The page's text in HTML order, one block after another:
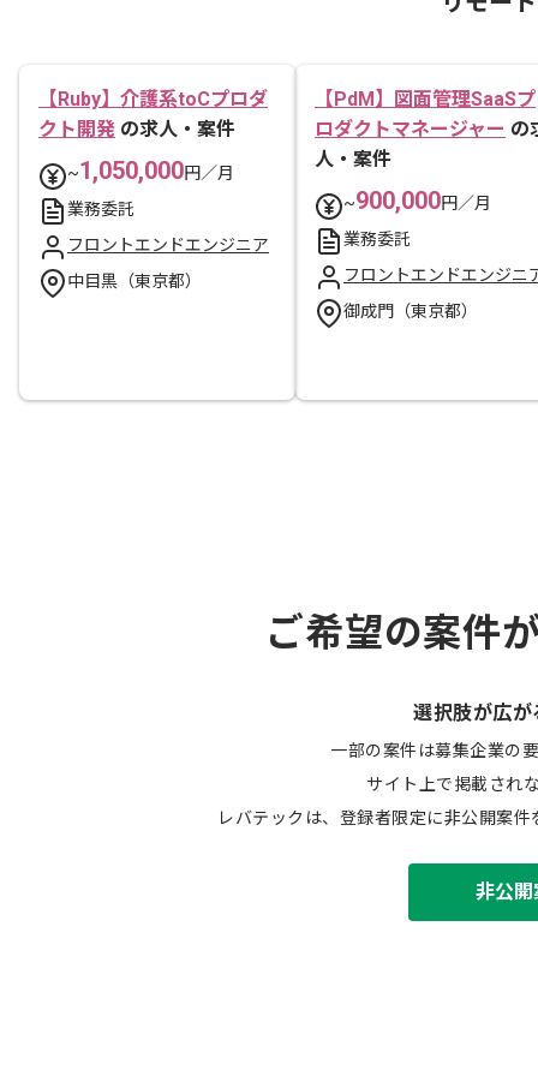
【Ruby】介護系toCプロダ
クト開発 の求人・案件
~1,050,000円／月
業務委託
フロントエンドエンジニア
中目黒（東京都）
【PdM】図面管理SaaSプ
ロダクトマネージャー の
人・案件
~900,000円／月
業務委託
フロントエンドエンジニ
御成門（東京都）
ご希望の案件
選択肢が広が
一部の案件は募集企業の
サイト上で掲載され
レバテックは、登録者限定に非公開案
非公